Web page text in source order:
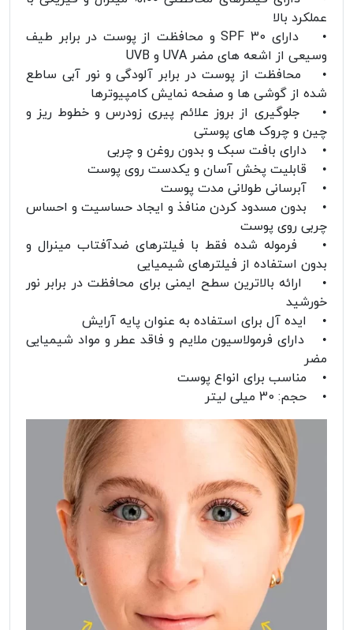
عملکرد بالا
• دارای SPF 30 و محافظت از پوست در برابر طیف
وسیعی از اشعه های مضر UVA و UVB
• محافظت از پوست در برابر آلودگی و نور آبی ساطع
شده از گوشی ها و صفحه نمایش کامپیوترها
• جلوگیری از بروز علائم پیری زودرس و خطوط ریز و
چین و چروک های پوستی
• دارای بافت سبک و بدون روغن و چربی
• قابلیت پخش آسان و یکدست روی پوست
• آبرسانی طولانی مدت پوست
• بدون مسدود کردن منافذ و ایجاد حساسیت و احساس
چربی روی پوست
• فرموله شده فقط با فیلترهای ضدآفتاب مینرال و
بدون استفاده از فیلترهای شیمیایی
• ارائه بالاترین سطح ایمنی برای محافظت در برابر نور
خورشید
• ایده آل برای استفاده به عنوان پایه آرایش
• دارای فرمولاسیون ملایم و فاقد عطر و مواد شیمیایی
مضر
• مناسب برای انواع پوست
• حجم: 30 میلی لیتر